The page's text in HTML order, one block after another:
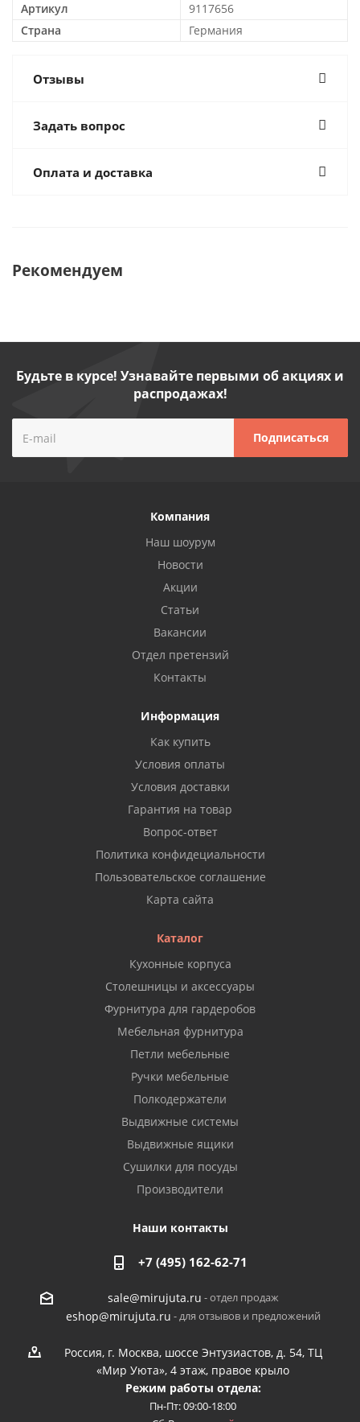
Артикул
9117656
Страна
Германия
Отзывы
Задать вопрос
Оплата и доставка
Рекомендуем
Будьте в курсе! Узнавайте первыми об акциях и
распродажах!
Компания
Наш шоурум
Новости
Акции
Статьи
Вакансии
Отдел претензий
Контакты
Информация
Как купить
Условия оплаты
Условия доставки
Гарантия на товар
Вопрос-ответ
Политика конфидециальности
Пользовательское соглашение
Карта сайта
Каталог
Кухонные корпуса
Столешницы и аксессуары
Фурнитура для гардеробов
Мебельная фурнитура
Петли мебельные
Ручки мебельные
Полкодержатели
Выдвижные системы
Выдвижные ящики
Сушилки для посуды
Производители
Наши контакты
+7 (495) 162-62-71
sale@mirujuta.ru - отдел продаж
eshop@mirujuta.ru - для отзывов и предложений
Россия, г. Москва, шоссе Энтузиастов, д. 54, ТЦ
«Мир Уюта», 4 этаж, правое крыло
Режим работы отдела:
Пн-Пт: 09:00-18:00